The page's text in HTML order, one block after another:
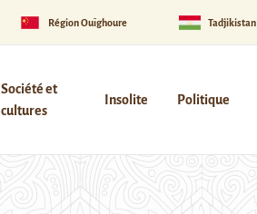
Région Ouïghoure Tadjikistan
Société et
cultures
Insolite Politique